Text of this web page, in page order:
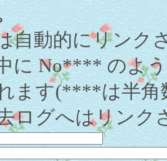
自動的にリンク
に No**** のよ
ます(****は半角
ログへはリンク